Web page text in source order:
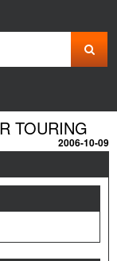
TOURING
2006-10-09